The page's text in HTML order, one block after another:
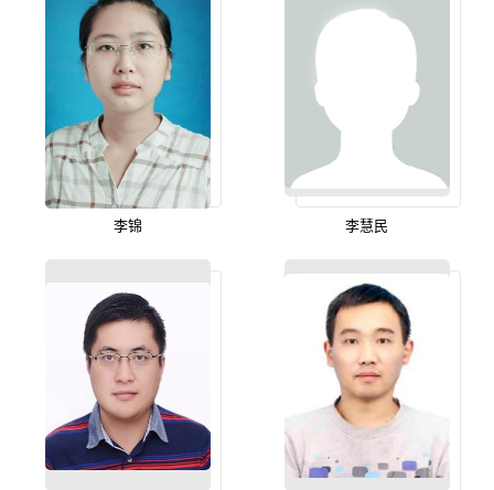
李锦 李慧民